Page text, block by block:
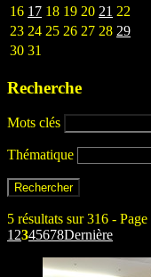
16 17 18 19 20 21 22
23 24 25 26 27 28 29
30 31
Recherche
Mots clés
Thématique
5 résultats sur 316 -
12345678Dernière